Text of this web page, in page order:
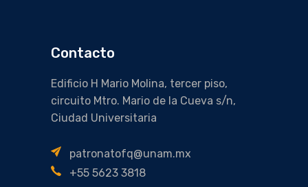
Contacto
Edificio H Mario Molina, tercer piso,
circuito Mtro. Mario de la Cueva s/n,
Ciudad Universitaria
patronatofq@unam.mx
+55 5623 3818